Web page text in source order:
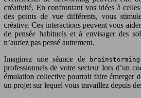
créativité. En confrontant vos idées à
des points de vue différents, vous
créative. Ces interactions peuvent vous
de pensée habituels et à envisager des
n’auriez pas pensé autrement.
Imaginez une séance de
professionnels de votre secteur lors d’un
émulation collective pourrait faire émerger
un projet sur lequel vous travaillez depuis